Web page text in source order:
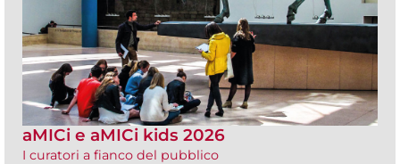
aMICi e aMICi kids 2026
I curatori a fianco del pubblico